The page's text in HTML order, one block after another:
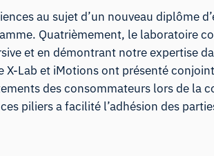
au sujet d’un nouveau diplôme
Quatrièmement, le laboratoire
et en démontrant notre expertise
X-Lab et iMotions ont présenté
des consommateurs lors de la
piliers a facilité l’adhésion des